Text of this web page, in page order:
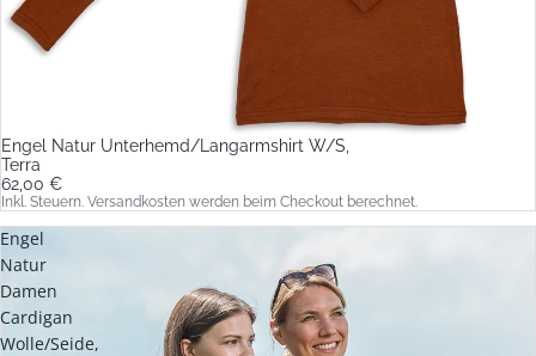
Engel Natur Unterhemd/Langarmshirt W/S,
Terra
62,00 €
Inkl. Steuern. Versandkosten werden beim Checkout berechnet.
Engel
Natur
Damen
Cardigan
Wolle/Seide,